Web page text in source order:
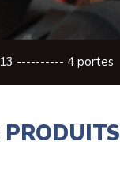
---------- 4 portes